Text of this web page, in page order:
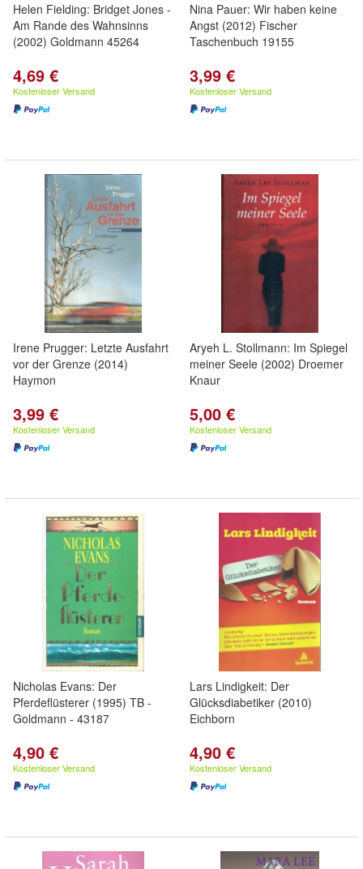
Helen Fielding: Bridget Jones -
Am Rande des Wahnsinns
(2002) Goldmann 45264
4,69 €
Kostenloser Versand
Nina Pauer: Wir haben keine
Angst (2012) Fischer
Taschenbuch 19155
3,99 €
Kostenloser Versand
Irene Prugger: Letzte Ausfahrt
vor der Grenze (2014)
Haymon
3,99 €
Kostenloser Versand
Aryeh L. Stollmann: Im Spiegel
meiner Seele (2002) Droemer
Knaur
5,00 €
Kostenloser Versand
Nicholas Evans: Der
Pferdeflüsterer (1995) TB -
Goldmann - 43187
4,90 €
Kostenloser Versand
Lars Lindigkeit: Der
Glücksdiabetiker (2010)
Eichborn
4,90 €
Kostenloser Versand